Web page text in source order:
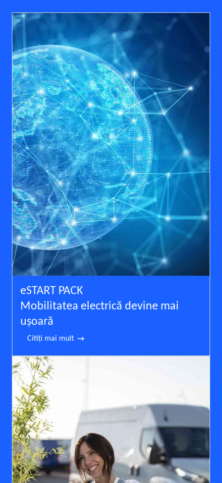
eSTART PACK
Mobilitatea electrică devine mai
uşoară
Citiţi mai mult